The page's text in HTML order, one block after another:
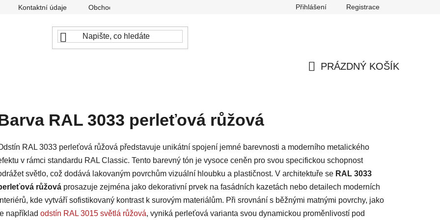
Kontaktní údaje Obchodní podmínky Reklamace Odstoupení od smlouvy
Přihlášení Registrace
PRÁZDNÝ KOŠÍK
RAL 3033 perleťová růžová
RAL 3033 perleťová růžová představuje unikátní spojení jemné barevnosti a moderního metalického
v rámci standardu RAL Classic. Tento barevný tón je vysoce ceněn pro svou specifickou schopnost
světlo, což dodává lakovaným povrchům vizuální hloubku a plastičnost. V architektuře se RAL 3033
růžová prosazuje zejména jako dekorativní prvek na fasádních kazetách nebo detailech moderních
kde vytváří sofistikovaný kontrast k surovým materiálům. Při srovnání s běžnými matnými povrchy, jako
například odstín RAL 3015 světlá růžová, vyniká perleťová varianta svou dynamickou proměnlivostí pod